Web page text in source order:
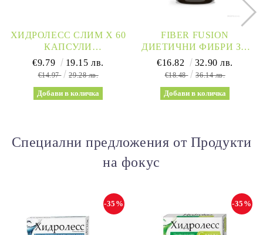
ХИДРОЛЕСС СЛИМ Х 60
КАПСУЛИ
NATURPRODUKT
(ОТСЛАБВАНЕ,
МЕТАБОЛИЗЪМ)
€9.79 19.15 лв.
€14.97 29.28 лв.
FIBER FUSION
ДИЕТИЧНИ ФИБРИ ЗА
ДЕТОКСИКАЦИЯ И
ОТСЛАБВАНЕ Х 150
WAY
€16.82 32.90 лв.
€18.48 36.14 лв.
Специални предложения от Продукти
на фокус
-35% -35%